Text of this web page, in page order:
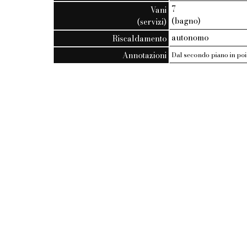
Vani
(servizi)
7
(bagno)
Riscaldamento autonomo
Annotazioni Dal secondo piano in